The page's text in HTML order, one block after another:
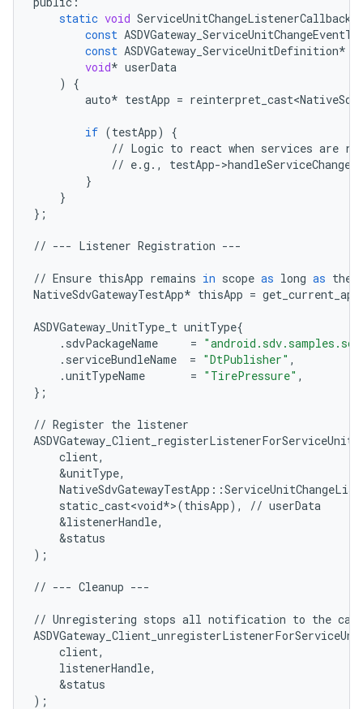
static void ServiceUnitChangeListenerCallback
const
const ASDVGateway_ServiceUnitDefinition*
void* userData
)
{
auto* testApp =
if (testApp)
{
// Logic to react when services are
// e.g . , testApp->handleServiceChange
}
}
};
// --- Listener Registration ---
// Ensure thisApp remains in scope as long as the
NativeSdvGatewayTestApp* thisApp =
ASDVGateway_UnitType_t unitType{
. sdvPackageName =
. serviceBundleName = "DtPublisher" ,
.unitTypeName = "TirePressure" ,
};
// Register the listener
client,
&unitType,
NativeSdvGatewayTestApp ::
static_cast<void*>(thisApp), // userData
&listenerHandle,
&status
);
// --- Cleanup ---
// Unregistering stops all notification to the
client,
listenerHandle,
&status
);